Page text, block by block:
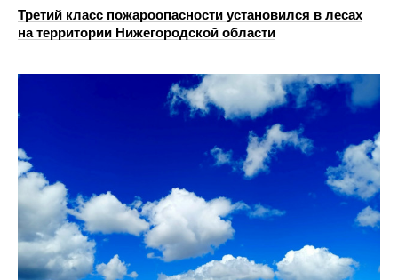
Третий класс пожароопасности установился в лесах
на территории Нижегородской области